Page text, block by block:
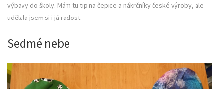
výbavy do školy. Mám tu tip na čepice a nákrčníky české výroby, ale
udělala jsem si i já radost.
Sedmé nebe